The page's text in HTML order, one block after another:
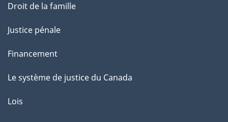
Droit de la famille
Justice pénale
Financement
Le système de justice du Canada
Lois